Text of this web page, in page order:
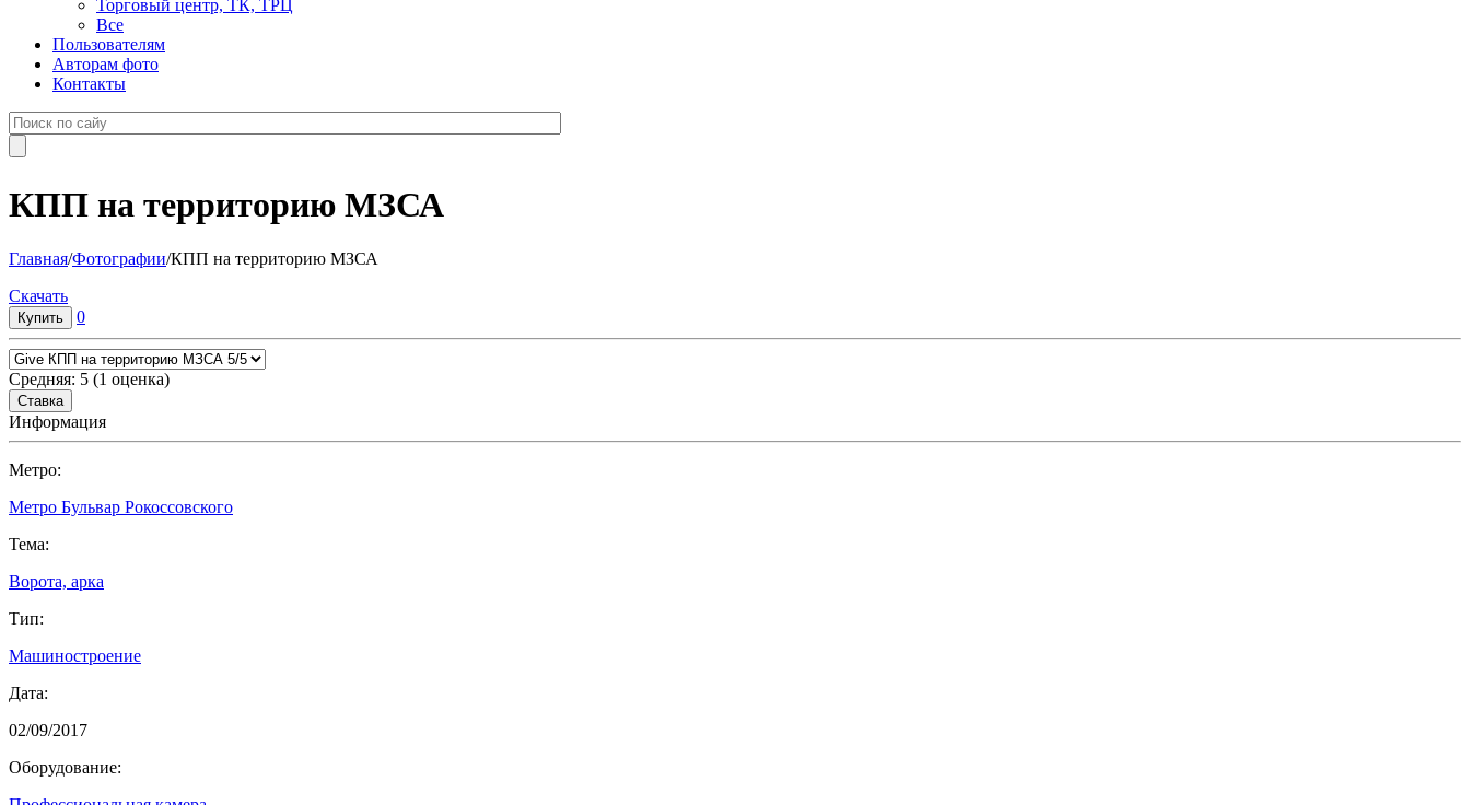
Торговый центр, ТК, ТРЦ
Все
Пользователям
Авторам фото
Контакты
КПП на территорию МЗСА
Главная/Фотографии/КПП на территорию МЗСА
Cкачать
0
Средняя: 5 (1 оценка)
Информация
Метро:
Метро Бульвар Рокоссовского
Тема:
Ворота, арка
Тип:
Машиностроение
Дата:
02/09/2017
Оборудование: